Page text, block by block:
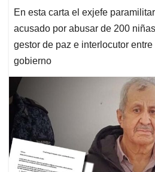
En esta carta el exjefe
acusado por abusar de 200
gestor de paz e interlocutor
gobierno